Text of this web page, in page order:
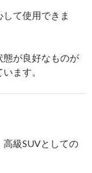
て使用できま
態が良好なものが
ます。
級SUVとしての